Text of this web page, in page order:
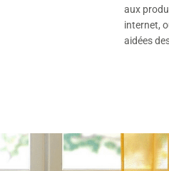
aux
internet,
aidées